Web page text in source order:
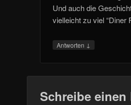
Und auch die
vielleicht zu viel “Diner
Antworten ↓
Schreibe einen